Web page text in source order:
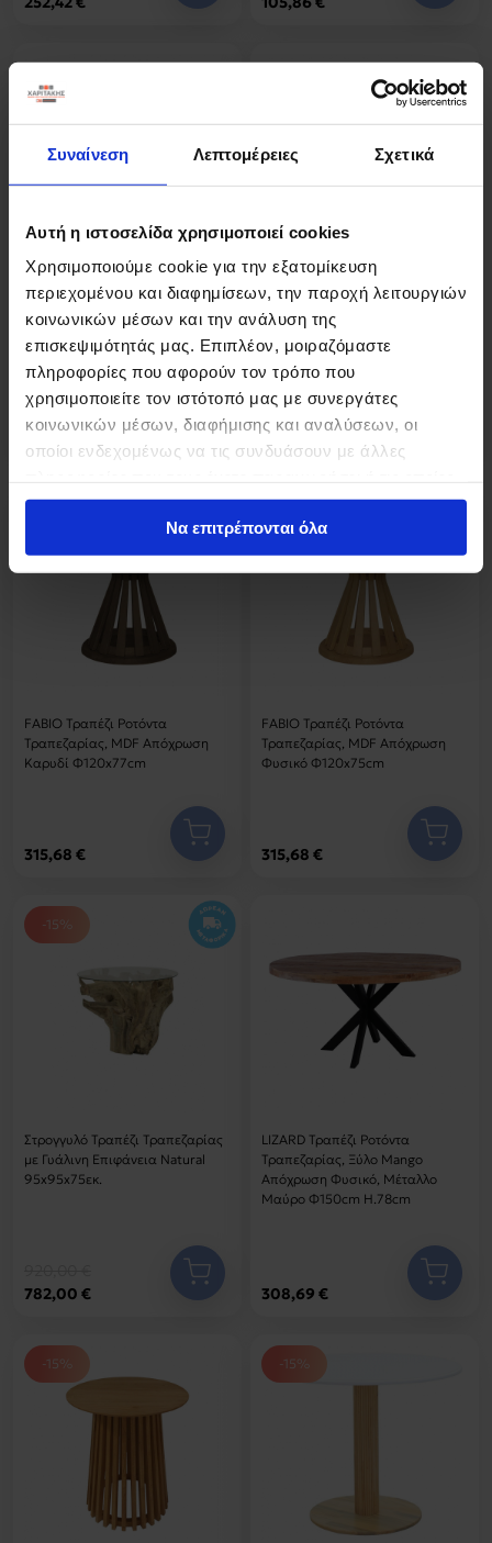
Συναίνεση Λεπτομέρειες Σχετικά
Αυτή η ιστοσελίδα χρησιμοποιεί cookies
Χρησιμοποιούμε cookie για την εξατομίκευση
περιεχομένου και διαφημίσεων, την παροχή λειτουργιών
κοινωνικών μέσων και την ανάλυση της
επισκεψιμότητάς μας. Επιπλέον, μοιραζόμαστε
πληροφορίες που αφορούν τον τρόπο που
χρησιμοποιείτε τον ιστότοπό μας με συνεργάτες
κοινωνικών μέσων, διαφήμισης και αναλύσεων, οι
οποίοι ενδεχομένως να τις συνδυάσουν με άλλες
έχουν συλλέξει σε σχέση με την από μέρους σας χρήση
των υπηρεσιών τους.Να επιτρέπονται όλα
Τραπέζι Xuson pakoworld μαύρο
mdf με μεταλλικό πόδι
Φ120x75εκ
LAZY SUSAN Τραπέζι Ροτόντα με
Περιστρεφόμενη επιφάνεια,
Βάση Μέταλλο-Επιφάνεια
Μάρμαρο Φ150-95x76cm
836,37 €
FABIO Τραπέζι Ροτόντα
Τραπεζαρίας, MDF Απόχρωση
Καρυδί Φ120x77cm
315,68 €
FABIO Τραπέζι Ροτόντα
Τραπεζαρίας, MDF Απόχρωση
Φυσικό Φ120x75cm
315,68 €
-15%
Στρογγυλό Τραπέζι Τραπεζαρίας
με Γυάλινη Επιφάνεια Natural
95x95x75εκ.
782,00 €
LIZARD Τραπέζι Ροτόντα
Τραπεζαρίας, Ξύλο Mango
Απόχρωση Φυσικό, Μέταλλο
Μαύρο Φ150cm H.78cm
308,69 €
-15% -15%